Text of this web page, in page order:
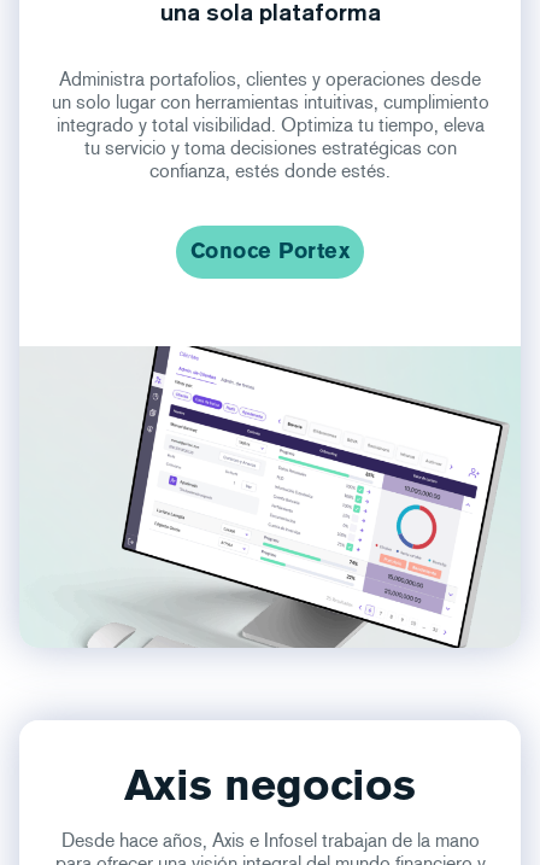
una sola plataforma
Administra portafolios, clientes y operaciones desde
un solo lugar con herramientas intuitivas, cumplimiento
integrado y total visibilidad. Optimiza tu tiempo, eleva
tu servicio y toma decisiones estratégicas con
confianza, estés donde estés.
Conoce Portex
Axis negocios
Desde hace años, Axis e Infosel trabajan de la mano